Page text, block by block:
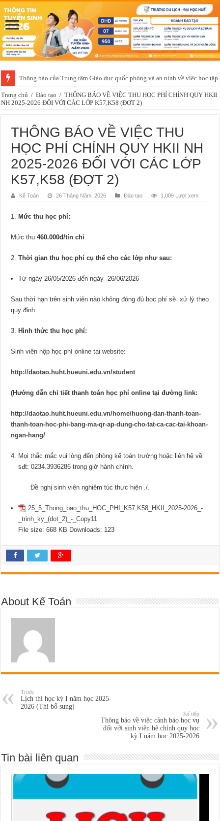
Thông báo của Trung tâm Giáo dục quốc phòng và an ninh về việc học
Trang chủ / Đào tạo / THÔNG BÁO VỀ VIỆC THU HỌC PHÍ CHÍNH QUY HKII
NH 2025-2026 ĐỐI VỚI CÁC LỚP K57,K58 (ĐỢT 2)
THÔNG BÁO VỀ VIỆC THU
HỌC PHÍ CHÍNH QUY HKII NH
2025-2026 ĐỐI VỚI CÁC LỚP
K57,K58 (ĐỢT 2)
Kế Toán 26 Tháng Năm, 2026 Đào tạo 1,009 Lượt xem
Mức thu học phí:
Mức thu460.000đ/tín chỉ
Thời gian thu học phí cụ thể cho các lớp như sau:
Từ ngày 26/05/2026 đến ngày 26/06/2026
Sau thời hạn trên sinh viên nào không đóng đủ học phí sẽ xử lý theo
quy định.
Hình thức thu học phí:
Sinh viên nộp học phí online tại website:
http://daotao.huht.hueuni.edu.vn/student
(Hướng dẫn chi tiết thanh toán học phí online tại đường link:
http://daotao.huht.hueuni.edu.vn/home/huong-dan-thanh-toan-
thanh-toan-hoc-phi-bang-ma-qr-ap-dung-cho-tat-ca-cac-tai-khoan-
ngan-hang/
Mọi thắc mắc vui lòng đến phòng kế toán trường hoặc liên hệ về
sđt: 0234.3936286 trong giờ hành chính.
Đề nghị sinh viên nghiêm túc thực hiện ./.
25_5_Thong_bao_thu_HOC_PHI_K57,K58_HKII_2025-2026_-
_trinh_ky_(dot_2)_-_Copy11
File size: 668 KB Downloads: 123
About Kế Toán
Trước
Lịch thi học kỳ I năm học 2025-
2026 (Thi bổ sung)
Kế tiếp
Thông báo về việc cảnh báo học vụ
đối với sinh viên hệ chính quy học
kỳ I năm học 2025-2026
Tin bài liên quan